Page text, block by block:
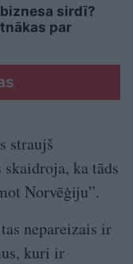
sirdī?
par
straujš
ka tāds
Norvēģiju”.
nepareizais ir
kuri ir